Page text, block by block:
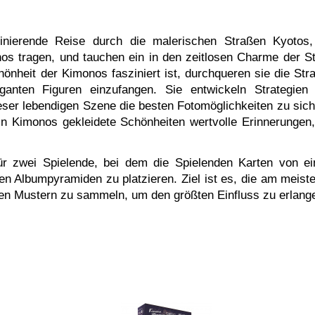
Reise durch die malerischen Straßen
tragen, und tauchen ein in den zeitlosen Charme der
der Kimonos fasziniert ist, durchqueren sie die
Figuren einzufangen. Sie entwickeln Strategien
lebendigen Szene die besten Fotomöglichkeiten zu
gekleidete Schönheiten wertvolle
Spielende, bei dem die Spielenden Karten von
Albumpyramiden zu platzieren. Ziel ist es, die am
Mustern zu sammeln, um den größten Einfluss zu